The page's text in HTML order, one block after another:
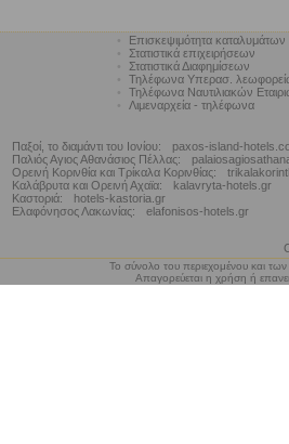
Επισκεψιμότητα καταλυμάτων
Στατιστικά επιχειρήσεων
Στατιστικά Διαφημίσεων
Τηλέφωνα Υπερασ.
Τηλέφωνα Ναυτιλιακών
Λιμεναρχεία - τηλέφωνα
Παξοί, το διαμάντι του Ιονίου:
paxos-island-
Παλιός Αγιος Αθανάσιος Πέλλας:
Ορεινή Κορινθία και Τρίκαλα Κορινθίας:
Καλάβρυτα και Ορεινή Αχαϊα:
kalavryta-hotels.gr
Καστοριά:
hotels-kastoria.gr
Ελαφόνησος Λακωνίας:
elafonisos-hotels.gr
Το σύνολο του περιεχομένου και
Απαγορεύεται η χρήση ή